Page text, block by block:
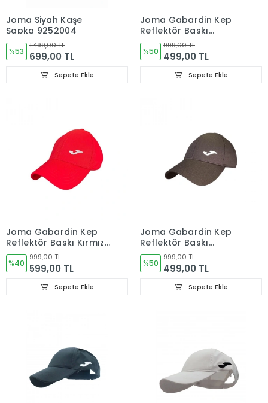
Joma Siyah Kaşe
Şapka 9252004
%53
1.499,00 TL
699,00 TL
Sepete Ekle
Joma Gabardin Kep
Reflektör Baskı
9212203 Beyaz Şapka
%50
999,00 TL
499,00 TL
Sepete Ekle
Joma Gabardin Kep
Reflektör Baskı Kırmızı
Şapka 9212203
%40
999,00 TL
599,00 TL
Sepete Ekle
Joma Gabardin Kep
Reflektör Baskı
9212203 Siyah Şapka
%50
999,00 TL
499,00 TL
Sepete Ekle